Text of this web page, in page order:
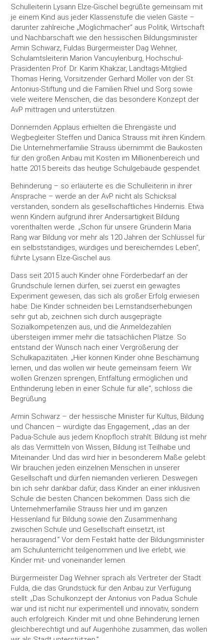
Schulleiterin Lysann Elze-Gischel begrüßte gemeinsam mit
je einem Kind aus jeder Klassenstufe die vielen Gäste –
darunter zahlreiche „Möglichmacher“ aus Politik, Wirtschaft
und Nachbarschaft wie den hessischen Bildungsminister
Armin Schwarz, Fuldas Bürgermeister Dag Wehner,
Schulamtsleiterin Marion Vancuylenburg, Hochschul-
Präsidenten Prof. Dr. Karim Khakzar, Landtags-Mitglied
Thomas Hering, Vorsitzender Gerhard Möller von der St.
Antonius-Stiftung und die Familien Rhiel und Sorg sowie
viele weitere Menschen, die das besondere Konzept der
AvP mittragen und unterstützen.
Donnernden Applaus erhielten die Ehrengäste und
Wegbegleiter Steffen und Danica Strauss mit ihren Kindern.
Die Unternehmerfamilie Strauss übernimmt die Baukosten
für den großen Anbau mit Kosten im Millionenbereich und
hatte 2015 bereits das heutige Schulgebäude gespendet.
Behinderung – so erläuterte es die Schulleiterin in ihrer
Ansprache – werde an der AvP nicht als Schicksal
verstanden, sondern als gesellschaftliches Hindernis. Etwa
wenn Kindern aufgrund ihrer Andersartigkeit Bildung
vorenthalten werde. „Schon für unsere Gründerin Maria
Rang war Bildung vor mehr als 120 Jahren der Schlüssel für
ein selbstständiges, würdiges und bereicherndes Leben“,
führte Lysann Elze-Gischel aus.
Dass seit 2015 auch Kinder ohne Förderbedarf an der
Grundschule lernen dürfen, sei zuerst ein gewagtes
Experiment gewesen, das sich als großer Erfolg erwiesen
habe: Die Kinder schneiden bei Lernstandserhebungen
sehr gut ab, zeichnen sich durch ausgeprägte
Sozialkompetenzen aus, und die Anmeldezahlen
übersteigen immer mehr die tatsächlichen Plätze. So
entstand der Wunsch nach einer Vergrößerung der
Schulkapazitäten. „Hier können Kinder ohne Beschämung
lernen, und das wollen wir heute gemeinsam feiern. Wir
wollen Grenzen sprengen, Entfaltung ermöglichen und
Enthinderung leben in einer Schule für alle“, schloss die
Begrüßung.
Armin Schwarz – der hessische Minister für Kultus, Bildung
und Chancen – würdigte das Engagement, „das an der
Padua-Schule aus jedem Knopfloch strahlt: Bildung ist mehr
als das Vermitteln von Wissen, Bildung ist Teilhabe und
Miteinander. Und das wird hier in besonderem Maße gelebt.
Wir brauchen jeden einzelnen Menschen in unserer
Gesellschaft und dürfen niemanden verlieren. Deswegen
bin ich sehr dankbar dafür, dass Kinder an einer inklusiven
Schule die besten Chancen bekommen. Dass sich die
Unternehmerfamilie Strauss hier und im ganzen
Hessenland für Bildung sowie den Zusammenhang
zwischen Schule und Gesellschaft einsetzt, ist
herausragend.“ Vor dem Festakt hatte der Bildungsminister
am Schulunterricht teilgenommen und live erlebt, wie
Kinder mit- und voneinander lernen.
Bürgermeister Dag Wehner sprach als Vertreter der Stadt
Fulda, die das Grundstück für den Anbau zur Verfügung
stellt: „Das Schulkonzept der Antonius von Padua Schule
war und ist nicht nur experimentell und innovativ, sondern
auch erfolgreich. Kinder mit und ohne Behinderung lernen
gleichberechtigt und auf Augenhöhe zusammen, das wollen